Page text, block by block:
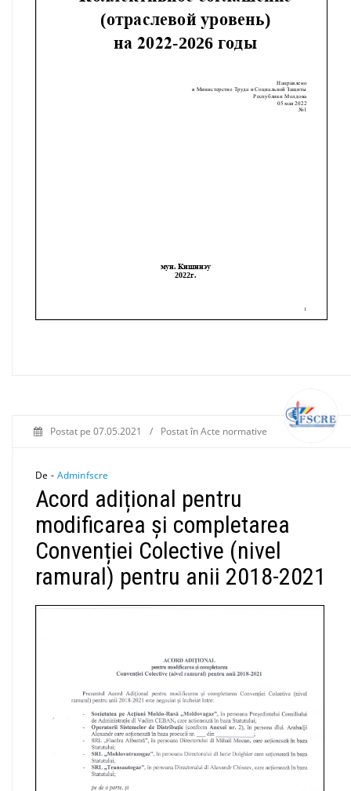
Postat pe 07.05.2021 / Postat înActe normative
De - Adminfscre
Acord adițional pentru
modificarea și completarea
Convenției Colective (nivel
ramural) pentru anii 2018-2021